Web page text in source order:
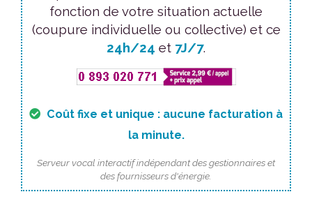
fonction de votre situation actuelle
(coupure individuelle ou collective) et ce
24h/24 et 7J/7.
Coût fixe et unique : aucune facturation à
la minute.
Serveur vocal interactif indépendant des gestionnaires et
des fournisseurs d'énergie.